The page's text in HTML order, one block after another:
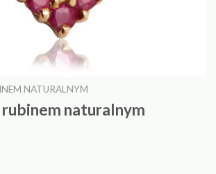
NATURALNYM
naturalnym